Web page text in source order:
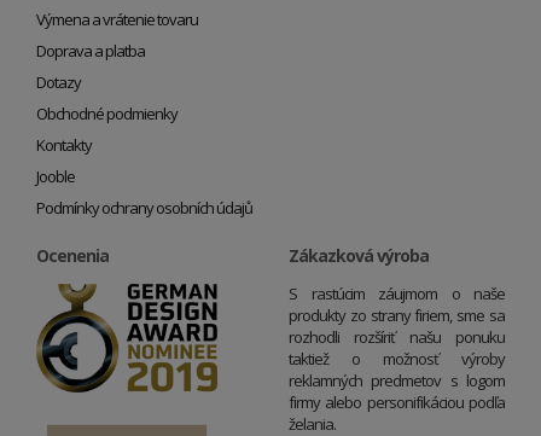
Výmena a vrátenie tovaru
Doprava a platba
Dotazy
Obchodné podmienky
Kontakty
Jooble
Podmínky ochrany osobních údajů
Ocenenia Zákazková výroba
S rastúcim záujmom o naše
produkty zo strany firiem, sme sa
rozhodli rozšíriť našu ponuku
taktiež o možnosť výroby
reklamných predmetov s logom
firmy alebo personifikáciou podľa
želania.